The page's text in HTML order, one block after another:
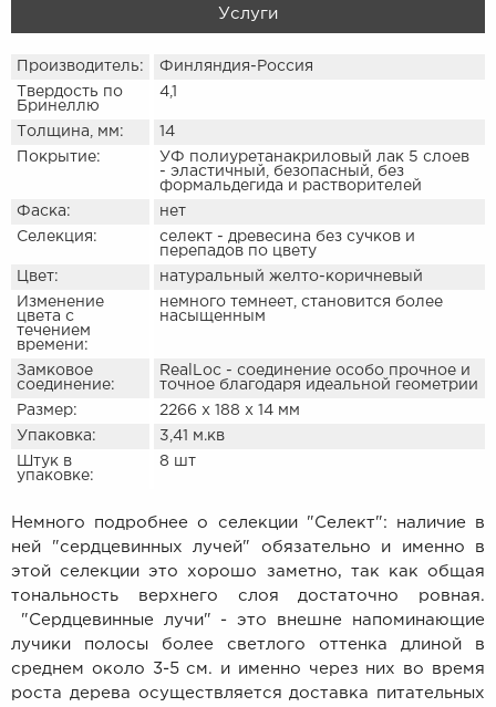
Услуги
Производитель:
Финляндия-Россия
Твердость по
Бринеллю
4,1
Толщина, мм:
14
Покрытие:
УФ полиуретанакриловый лак 5 слоев
- эластичный, безопасный, без
формальдегида и растворителей
Фаска:
нет
Селекция:
селект - древесина без сучков и
перепадов по цвету
Цвет:
натуральный желто-коричневый
Изменение
цвета с
течением
времени:
немного темнеет, становится более
насыщенным
Замковое
соединение:
RealLoc - соединение особо прочное и
точное благодаря идеальной геометрии
Размер:
2266 х 188 х 14 мм
Упаковка:
3,41 м.кв
Штук в
упаковке:
8 шт
Немного подробнее о селекции "Селект": наличие в
ней "сердцевинных лучей" обязательно и именно в
этой селекции это хорошо заметно, так как общая
тональность верхнего слоя достаточно ровная.
"Сердцевинные лучи" - это внешне напоминающие
лучики полосы более светлого оттенка длиной в
среднем около 3-5 см. и именно через них во время
роста дерева осуществляется доставка питательных